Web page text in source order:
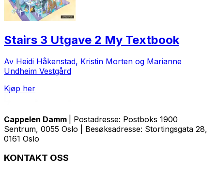
Stairs 3 Utgave 2 My Textbook
Av Heidi Håkenstad, Kristin Morten og Marianne
Undheim Vestgård
Kjøp her
Cappelen Damm
| Postadresse: Postboks 1900
Sentrum, 0055 Oslo | Besøksadresse: Stortingsgata 28,
0161 Oslo
KONTAKT OSS